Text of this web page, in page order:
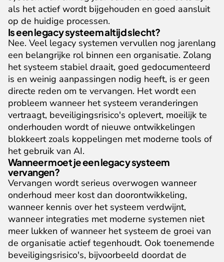
als het actief wordt bijgehouden en goed aansluit
op de huidige processen.
Is een legacy systeem altijd slecht?
Nee. Veel legacy systemen vervullen nog jarenlang
een belangrijke rol binnen een organisatie. Zolang
het systeem stabiel draait, goed gedocumenteerd
is en weinig aanpassingen nodig heeft, is er geen
directe reden om te vervangen. Het wordt een
probleem wanneer het systeem veranderingen
vertraagt, beveiligingsrisico's oplevert, moeilijk te
onderhouden wordt of nieuwe ontwikkelingen
blokkeert zoals koppelingen met moderne tools of
het gebruik van AI.
Wanneer moet je een legacy systeem
vervangen?
Vervangen wordt serieus overwogen wanneer
onderhoud meer kost dan doorontwikkeling,
wanneer kennis over het systeem verdwijnt,
wanneer integraties met moderne systemen niet
meer lukken of wanneer het systeem de groei van
de organisatie actief tegenhoudt. Ook toenemende
beveiligingsrisico's, bijvoorbeeld doordat de